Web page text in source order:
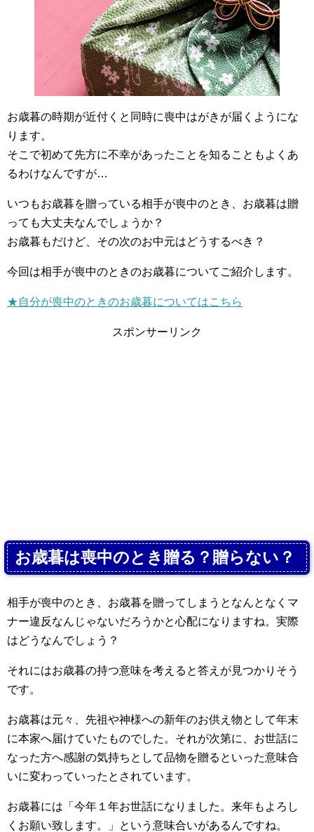
お歳暮の時期が近付くと同時に喪中はがきが届くようにな
ります。
そこで初めて先方に不幸があったことを知ることもよくあ
るわけなんですが…
いつもお歳暮を贈っている相手が喪中のとき、お歳暮は贈
っても大丈夫なんでしょうか？
お歳暮もだけど、その次のお中元はどうするべき？
今回は相手が喪中のときのお歳暮についてご紹介します。
★自分が喪中のときのお歳暮についてはこちら
スポンサーリンク
お歳暮は喪中のとき贈る？贈らない？
相手が喪中のとき、お歳暮を贈ってしまうとなんとなくマ
ナー違反なんじゃないだろうかと心配になりますね。実際
はどうなんでしょう？
それにはお歳暮の持つ意味を考えると答えが見つかりそう
です。
お歳暮は元々、先祖や神様への新年のお供え物として年末
に本家へ届けていたものでした。それが次第に、お世話に
なった方へ感謝の気持ちとして品物を贈るといった意味合
いに変わっていったとされています。
お歳暮には「今年１年お世話になりました。来年もよろし
くお願い致します。」という意味合いがあるんですね。